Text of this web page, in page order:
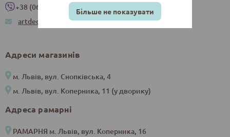
+38 (067) 265-55-00
artdeco.internet@gmail.com
Адреси магазинів
м. Львів, вул. Снопківська, 4
м. Львів, вул. Коперника, 11 (у дворику)
Адреса рамарні
РАМАРНЯ м. Львів, вул. Коперника, 16
Більше не показувати